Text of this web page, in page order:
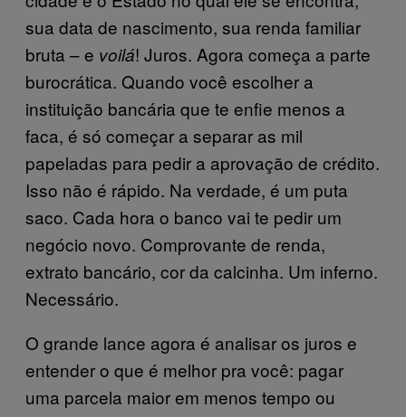
sua data de nascimento, sua renda familiar
bruta – e voilá! Juros. Agora começa a parte
burocrática. Quando você escolher a
instituição bancária que te enfie menos a
faca, é só começar a separar as mil
papeladas para pedir a aprovação de crédito.
Isso não é rápido. Na verdade, é um puta
saco. Cada hora o banco vai te pedir um
negócio novo. Comprovante de renda,
extrato bancário, cor da calcinha. Um inferno.
Necessário.
O grande lance agora é analisar os juros e
entender o que é melhor pra você: pagar
uma parcela maior em menos tempo ou